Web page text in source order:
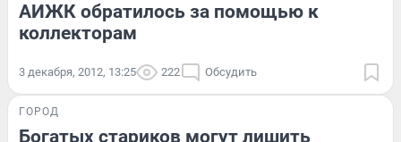
АИЖК обратилось за помощью к
коллекторам
3 декабря, 2012, 13:25 222 Обсудить
ГОРОД
Богатых стариков могут лишить